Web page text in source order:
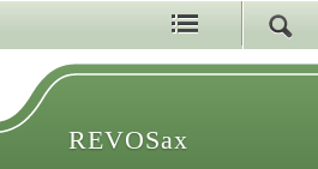
REVOSax